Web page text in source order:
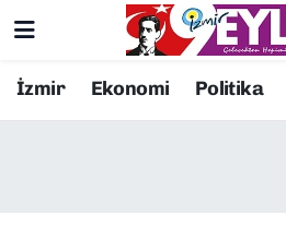
İzmir Ekonomi Politika
Resmi İlanlar
Konak Nöbetçi Eczaneler